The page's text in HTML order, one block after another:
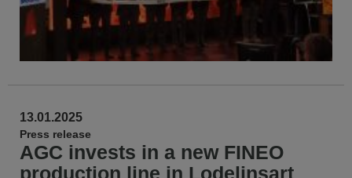
13.01.2025
Press release
AGC invests in a new FINEO
production line in Lodelinsart